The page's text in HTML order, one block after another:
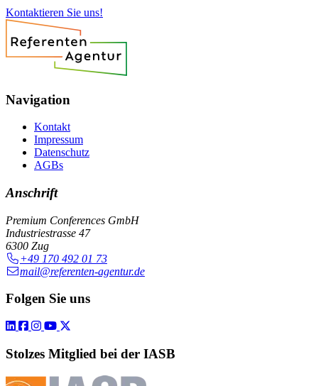
Kontaktieren Sie uns!
Navigation
Kontakt
Impressum
Datenschutz
AGBs
Anschrift
Premium Conferences GmbH
Industriestrasse 47
6300 Zug
+49 170 492 01 73
mail@referenten-agentur.de
Folgen Sie uns
Stolzes Mitglied bei der IASB